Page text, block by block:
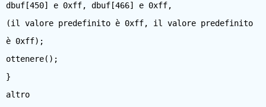
dbuf[450] e 0xff, dbuf[466] e 0xff,
(il valore predefinito è 0xff, il valore predefinito
è 0xff);
ottenere();
}
altro